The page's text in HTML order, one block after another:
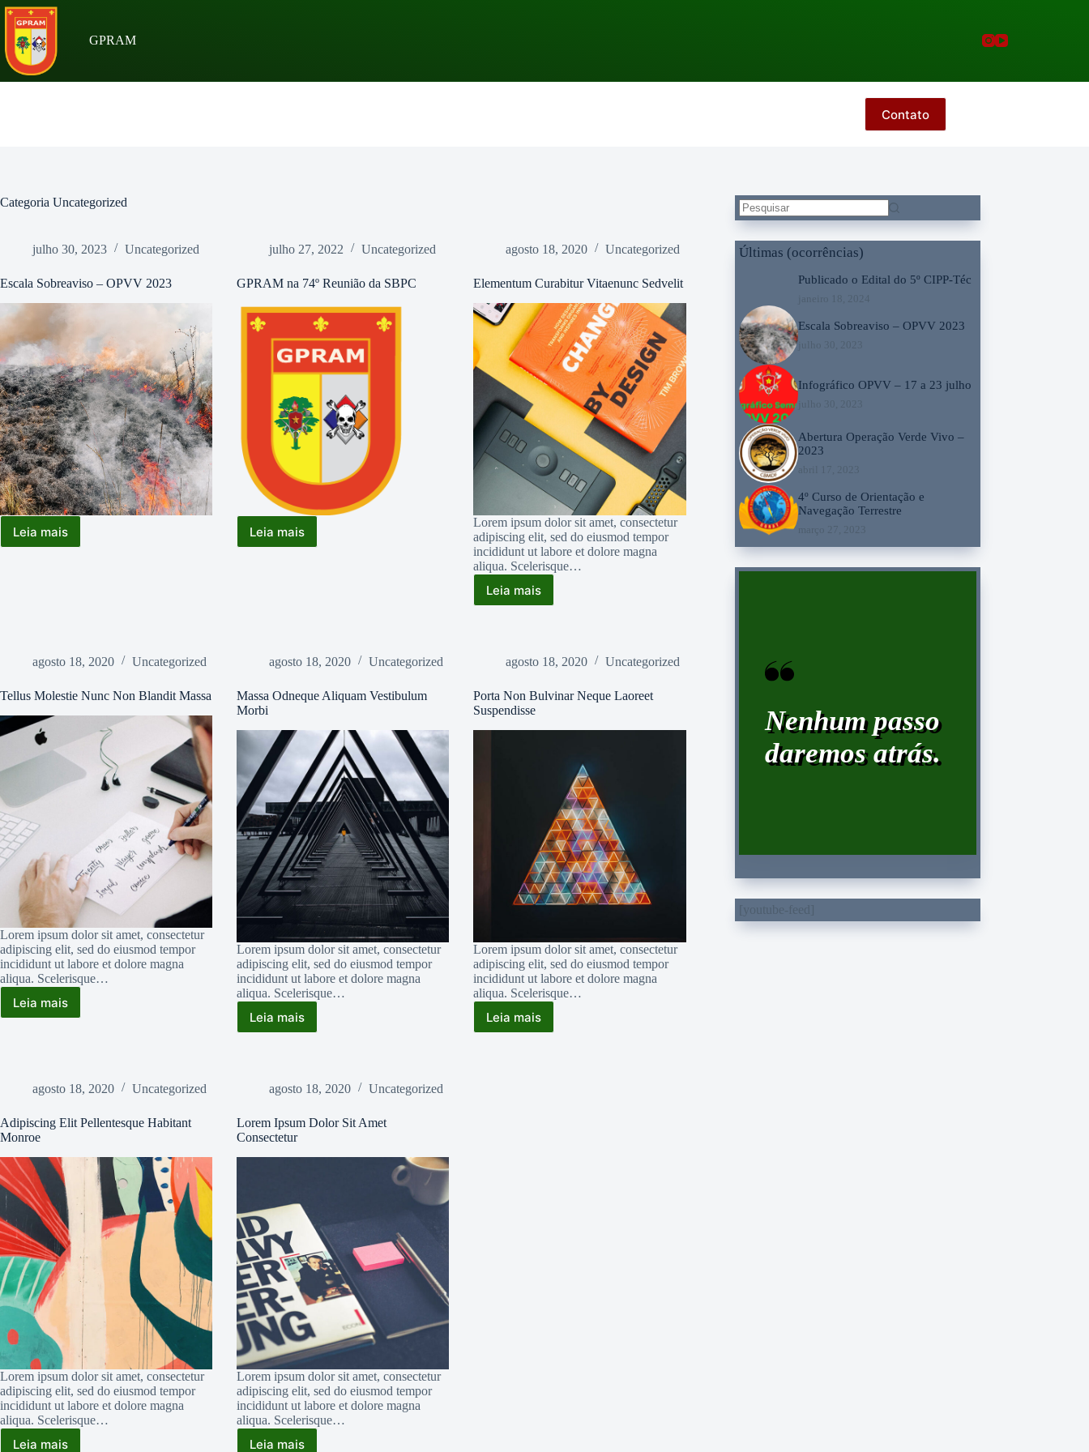
Pular
para
conteúdo
GPRAM
Contato
Categoria Uncategorized
julho 30, 2023 Uncategorized
Escala Sobreaviso – OPVV 2023
Leia mais
Escala
julho 27, 2022 Uncategorized
GPRAM na 74º Reunião da SBPC
Leia mais
GPRAM
agosto 18, 2020 Uncategorized
Elementum Curabitur Vitaenunc Sedvelit
Lorem ipsum dolor sit amet, consectetur
adipiscing elit, sed do eiusmod tempor
incididunt ut labore et dolore magna
aliqua. Scelerisque…
Leia maisElementum
agosto 18, 2020 Uncategorized
Tellus Molestie Nunc Non Blandit Massa
Lorem ipsum dolor sit amet, consectetur
adipiscing elit, sed do eiusmod tempor
incididunt ut labore et dolore magna
aliqua. Scelerisque…
Leia mais
Tellus
Massa
agosto 18, 2020 Uncategorized
Massa Odneque Aliquam Vestibulum
Morbi
Lorem ipsum dolor sit amet, consectetur
adipiscing elit, sed do eiusmod tempor
incididunt ut labore et dolore magna
aliqua. Scelerisque…
Leia mais
Massa
Morbi
agosto 18, 2020 Uncategorized
Porta Non Bulvinar Neque Laoreet
Suspendisse
Lorem ipsum dolor sit amet, consectetur
adipiscing elit, sed do eiusmod tempor
incididunt ut labore et dolore magna
aliqua. Scelerisque…
Leia mais
Porta
agosto 18, 2020 Uncategorized
Adipiscing Elit Pellentesque Habitant
Monroe
Lorem ipsum dolor sit amet, consectetur
adipiscing elit, sed do eiusmod tempor
incididunt ut labore et dolore magna
aliqua. Scelerisque…
Leia mais
agosto 18, 2020 Uncategorized
Lorem Ipsum Dolor Sit Amet
Consectetur
Lorem ipsum dolor sit amet, consectetur
adipiscing elit, sed do eiusmod tempor
incididunt ut labore et dolore magna
aliqua. Scelerisque…
Leia mais
Sem
Últimas (ocorrências)
Publicado o Edital do 5º CIPP-Téc
janeiro 18, 2024
Escala Sobreaviso – OPVV 2023
julho 30, 2023
Infográfico OPVV – 17 a 23 julho
julho 30, 2023
Abertura Operação Verde Vivo –
2023
abril 17, 2023
4º Curso de Orientação e
Navegação Terrestre
março 27, 2023
Nenhum passo
daremos atrás.
[youtube-feed]